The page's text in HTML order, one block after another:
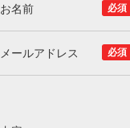
必須
お名前
必須
メールアドレス